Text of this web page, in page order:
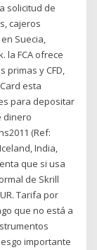
solicitud de
cajeros
Suecia,
la FCA ofrece
primas y CFD,
esta
para depositar
dinero
(Ref:
India,
que si usa
de Skrill
Tarifa por
que no está a
importante